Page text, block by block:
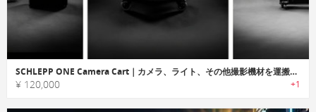
SCHLEPP ONE Camera Cart｜カメラ、ライト、その他撮影機材を運搬し、設置できる撮影専用カート
¥ 120,000 +1